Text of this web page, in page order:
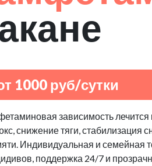
1000 руб/сутки
зависимость лечится
снижение тяги, стабилизация
Индивидуальная и семейная
поддержка 24/7 и